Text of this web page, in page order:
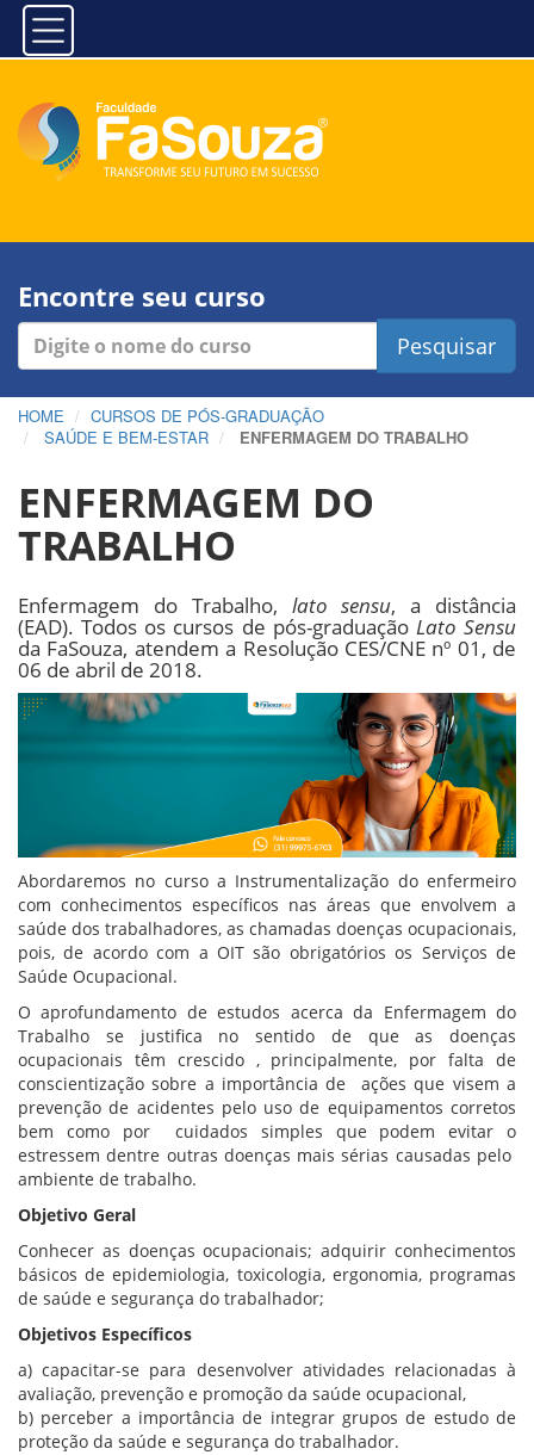
Encontre seu curso
Pesquisar
HOME
CURSOS DE PÓS-GRADUAÇÃO
SAÚDE E BEM-ESTAR
ENFERMAGEM DO TRABALHO
ENFERMAGEM DO
TRABALHO
Enfermagem do Trabalho, lato sensu, a distância
(EAD). Todos os cursos de pós-graduação Lato Sensu
da FaSouza, atendem a Resolução CES/CNE nº 01, de
06 de abril de 2018.
Abordaremos no curso a Instrumentalização do enfermeiro
com conhecimentos específicos nas áreas que envolvem a
saúde dos trabalhadores, as chamadas doenças ocupacionais,
pois, de acordo com a OIT são obrigatórios os Serviços de
Saúde Ocupacional.
O aprofundamento de estudos acerca da Enfermagem do
Trabalho se justifica no sentido de que as doenças
ocupacionais têm crescido , principalmente, por falta de
conscientização sobre a importância de ações que visem a
prevenção de acidentes pelo uso de equipamentos corretos
bem como por cuidados simples que podem evitar o
estressem dentre outras doenças mais sérias causadas pelo
ambiente de trabalho.
Objetivo Geral
Conhecer as doenças ocupacionais; adquirir conhecimentos
básicos de epidemiologia, toxicologia, ergonomia, programas
de saúde e segurança do trabalhador;
Objetivos Específicos
a) capacitar-se para desenvolver atividades relacionadas à
avaliação, prevenção e promoção da saúde ocupacional,
b) perceber a importância de integrar grupos de estudo de
proteção da saúde e segurança do trabalhador.